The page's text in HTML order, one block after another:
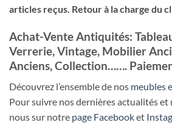
articles reçus. Retour à la charge du
Achat-Vente Antiquités:
Verrerie, Vintage, Mobilier
Anciens, Collection…….
Découvrez l’ensemble de nos meubles
Pour suivre nos dernières actualités et
nous sur notre page Facebooket